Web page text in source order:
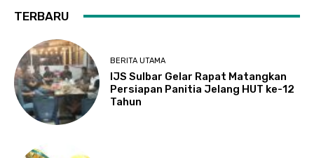
TERBARU
BERITA UTAMA
IJS Sulbar Gelar Rapat Matangkan
Persiapan Panitia Jelang HUT ke-12
Tahun